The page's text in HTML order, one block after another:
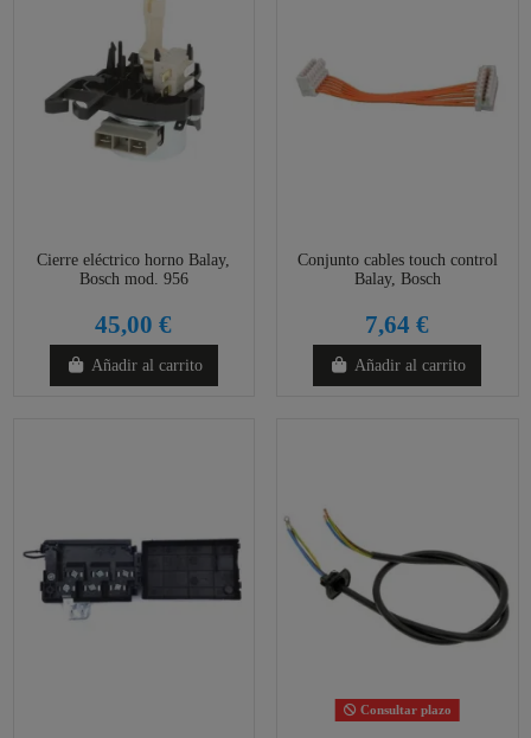
Cierre eléctrico horno Balay,
Bosch mod. 956
45,00 €
Añadir al carrito
Conjunto cables touch control
Balay, Bosch
7,64 €
Añadir al carrito
Consultar plazo